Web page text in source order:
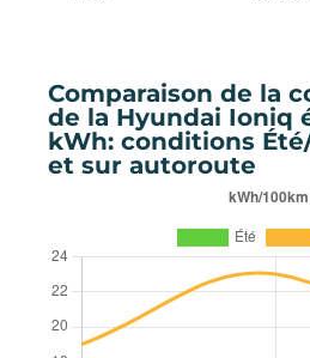
Comparaison de la
de la Hyundai Ioniq
kWh: conditions
et sur autoroute